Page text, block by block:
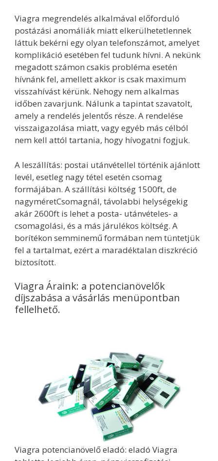
Viagra megrendelés alkalmával előforduló
postázási anomáliák miatt elkerülhetetlennek
láttuk bekérni egy olyan telefonszámot, amelyet
komplikáció esetében fel tudunk hívni. A nekünk
megadott számon csakis probléma esetén
hívnánk fel, amellett akkor is csak maximum
visszahívást kérünk. Nehogy nem alkalmas
időben zavarjunk. Nálunk a tapintat szavatolt,
amely a rendelés jelentős része. A rendelése
visszaigazolása miatt, vagy egyéb más célból
nem kell attól tartania, hogy hívogatni fogjuk.
A leszállítás: postai utánvétellel történik ajánlott
levél, esetleg nagy tétel esetén csomag
formájában. A szállítási költség 1500ft, de
nagyméretCsomagnál, távolabbi helységekig
akár 2600ft is lehet a posta- utánvételes- a
csomagolási, és a más járulékos költség. A
borítékon semminemű formában nem tüntetjük
fel a tartalmat, ezért a maradéktalan diszkréció
biztosított.
Viagra Áraink: a potencianövelők
díjszabása a vásárlás menüpontban
fellelhető.
Viagra potencianövelő eladó: eladó Viagra